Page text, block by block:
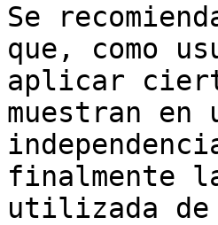
Se
que, como
aplicar
muestran
finalmente
utilizada de